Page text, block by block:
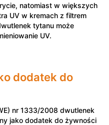
natomiast w większych
UV w kremach z filtrem
tytanu może
UV.
dodatek do
nr 1333/2008 dwutlenek
jako dodatek do żywności